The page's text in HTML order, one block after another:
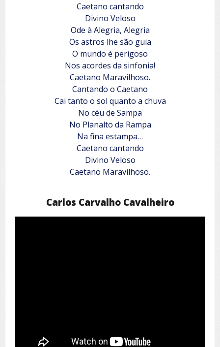
Caetano cantando
Divino Veloso
Ode à Alegria, Alegria
Os astros lhe são guia
O mundo é perigoso
Nos acordes da sinfonia!
Caetano Maravilhoso.
Cantando o Caetano
Cai tanto o sol quanto a chuva
No céu de Sampa
No Planalto da Rampa
Na fina estampa…
Caetano cantando
Divino Veloso
Caetano Maravilhoso.
Carlos Carvalho Cavalheiro